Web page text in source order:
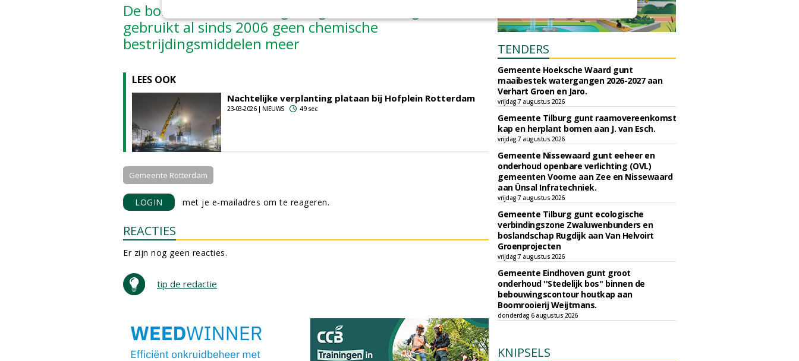
De bomen worden biologisch gekweekt. De gemeente
gebruikt al sinds 2006 geen chemische
bestrijdingsmiddelen meer
LEES OOK
Nachtelijke verplanting plataan bij Hofplein Rotterdam
23-03-2026 | NIEUWS 49 sec
Gemeente Rotterdam
LOGIN met je e-mailadres om te reageren.
REACTIES
Er zijn nog geen reacties.
tip de redactie
TENDERS
Gemeente Hoeksche Waard gunt
maaibestek watergangen 2026-2027 aan
Verhart Groen en Jaro.
vrijdag 7 augustus 2026
Gemeente Tilburg gunt raamovereenkomst
kap en herplant bomen aan J. van Esch.
vrijdag 7 augustus 2026
Gemeente Nissewaard gunt eeheer en
onderhoud openbare verlichting (OVL)
gemeenten Voorne aan Zee en Nissewaard
aan Ünsal Infratechniek.
vrijdag 7 augustus 2026
Gemeente Tilburg gunt ecologische
verbindingszone Zwaluwenbunders en
boslandschap Rugdijk aan Van Helvoirt
Groenprojecten
vrijdag 7 augustus 2026
Gemeente Eindhoven gunt groot
onderhoud ''Stedelijk bos'' binnen de
bebouwingscontour houtkap aan
Boomrooierij Weijtmans.
donderdag 6 augustus 2026
KNIPSELS